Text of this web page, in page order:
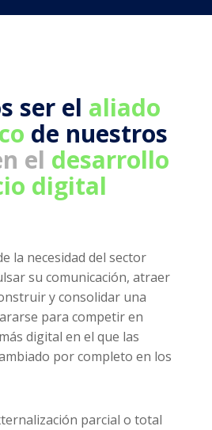
ser el aliado
de nuestros
el desarrollo
digital
la necesidad del sector
su comunicación, atraer
y consolidar una
para competir en
digital en el que las
por completo en los
parcial o total